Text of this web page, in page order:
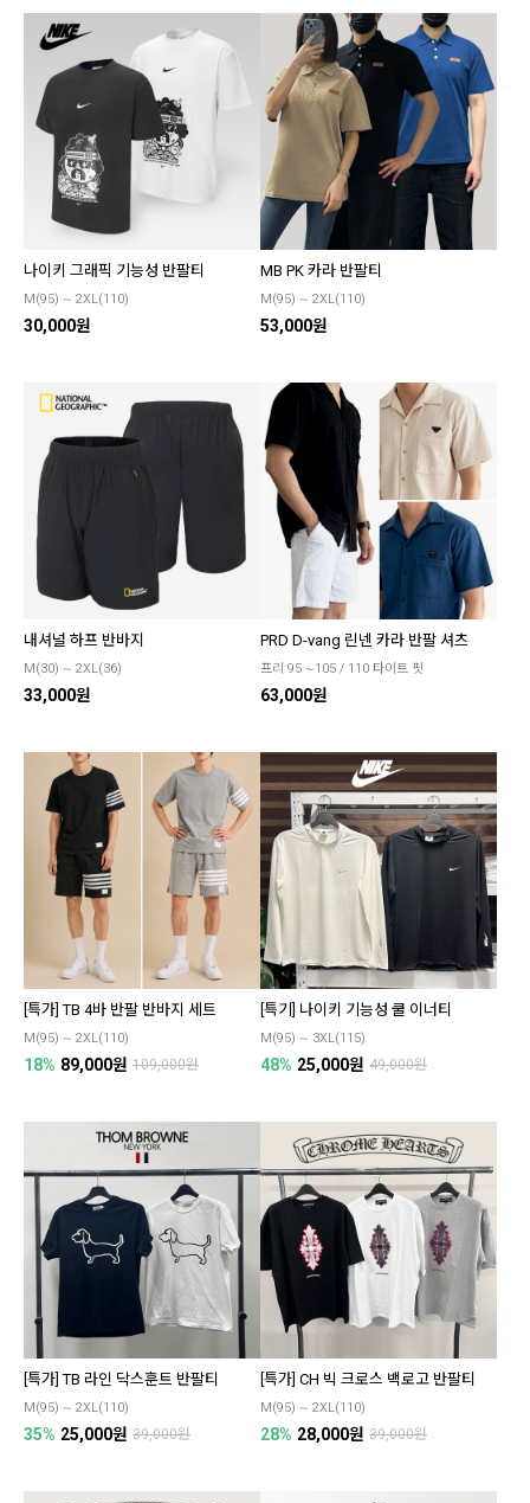
나이키 그래픽 기능성 반팔티
M(95) ~ 2XL(110)
30,000원
MB PK 카라 반팔티
M(95) ~ 2XL(110)
53,000원
내셔널 하프 반바지
M(30) ~ 2XL(36)
33,000원
PRD D-vang 린넨 카라 반팔 셔츠
프리 95 ~105 / 110 타이트 핏
63,000원
[특가] TB 4바 반팔 반바지 세트
M(95) ~ 2XL(110)
18% 89,000원 109,000원
[특기] 나이키 기능성 쿨 이너티
M(95) ~ 3XL(115)
48% 25,000원 49,000원
[특가] TB 라인 닥스훈트 반팔티
M(95) ~ 2XL(110)
35% 25,000원 39,000원
[특가] CH 빅 크로스 백로고 반팔티
M(95) ~ 2XL(110)
28% 28,000원 39,000원